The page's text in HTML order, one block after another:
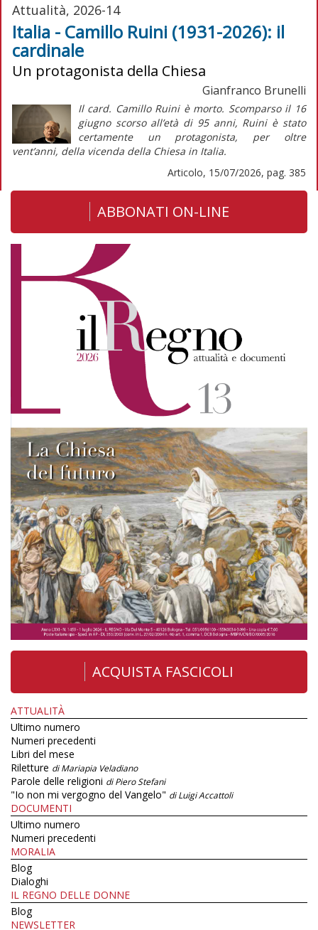
Attualità, 2026-14
Italia - Camillo Ruini (1931-2026): il
cardinale
Un protagonista della Chiesa
Gianfranco Brunelli
Il card. Camillo Ruini è morto. Scomparso il 16
giugno scorso all’età di 95 anni, Ruini è stato
certamente un protagonista, per oltre
vent’anni, della vicenda della Chiesa in Italia.
Articolo, 15/07/2026, pag. 385
ABBONATI ON-LINE
ACQUISTA FASCICOLI
ATTUALITÀ
Ultimo numero
Numeri precedenti
Libri del mese
Riletture di Mariapia Veladiano
Parole delle religioni di Piero Stefani
"Io non mi vergogno del Vangelo" di Luigi Accattoli
DOCUMENTI
Ultimo numero
Numeri precedenti
MORALIA
Blog
Dialoghi
IL REGNO DELLE DONNE
Blog
NEWSLETTER